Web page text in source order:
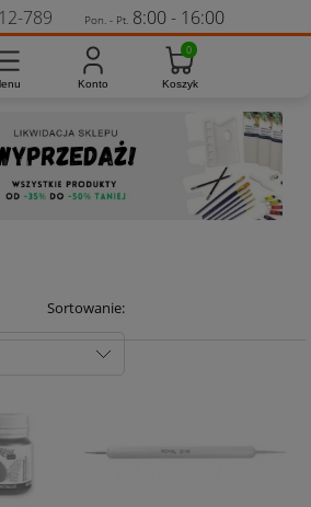
Sortowanie:
789 Pon. - Pt. 8:00 - 16:00